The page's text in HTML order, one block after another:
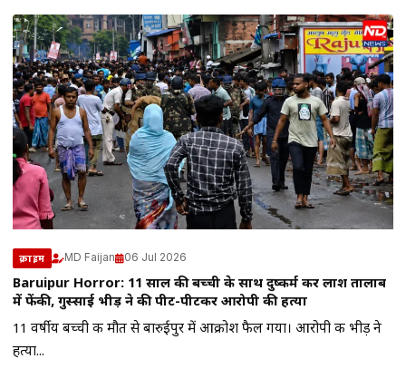
क्राइम MD Faijan 06 Jul 2026
Baruipur Horror: 11 साल की बच्ची के साथ दुष्कर्म कर लाश तालाब
में फेंकी, गुस्साई भीड़ ने की पीट-पीटकर आरोपी की हत्या
11 वर्षीय बच्ची की मौत से बारुईपुर में आक्रोश फैल गया। आरोपी की भीड़ ने
हत्या...